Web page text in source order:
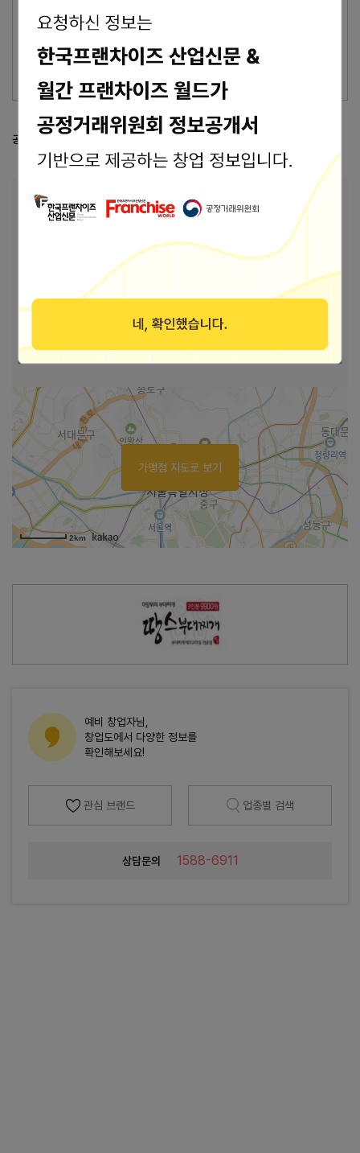
이 브랜드의 담당자이신가요?
공정거래위원회 등록 정보
본사 안내
14341 경기도 광명시 가학로 93 (가학동)
바로가기
블로그 https://blog.naver.com/ts520388
바로가기
페이스북 바로가기
2km
가맹점 지도로 보기
예비 창업자님,
창업도에서 다양한 정보를
확인해보세요!
관심 브랜드 업종별 검색
상담문의 1588-6911